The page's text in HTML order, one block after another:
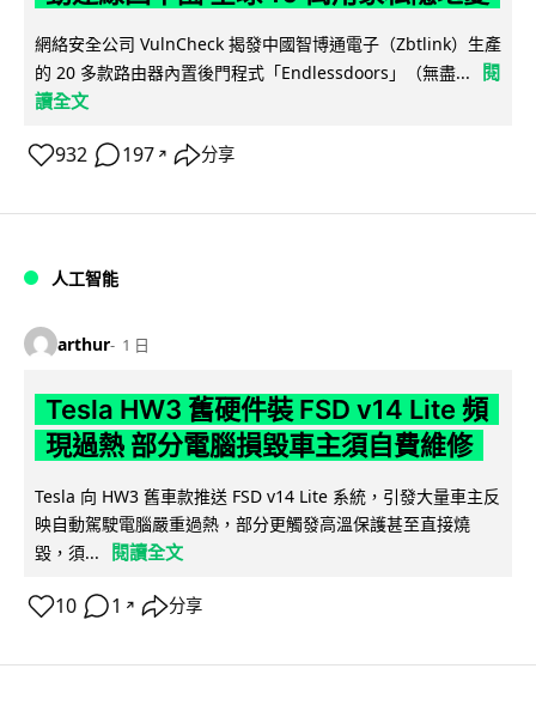
網絡安全公司 VulnCheck 揭發中國智博通電子（Zbtlink）生產
的 20 多款路由器內置後門程式「Endlessdoors」（無盡...
閱
讀全文
932 197 ↗ 分享
人工智能
arthur 1 日
Tesla HW3 舊硬件裝 FSD v14 Lite 頻
現過熱 部分電腦損毀車主須自費維修
Tesla 向 HW3 舊車款推送 FSD v14 Lite 系統，引發大量車主反
映自動駕駛電腦嚴重過熱，部分更觸發高溫保護甚至直接燒
毀，須...
閱讀全文
10 1 ↗ 分享